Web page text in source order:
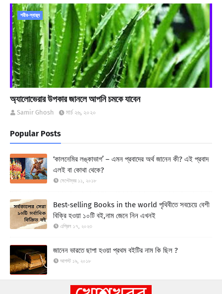
শরীর-স্বাস্থ্য
অ্যালোভেরার উপকার জানলে আপনি চমকে যাবেন
Samir Ghosh মার্চ ২৬, ২০২০
Popular Posts
‘কালনেমির লঙ্কাভাগ’ – এমন প্রবাদের অর্থ জানেন কী? এই প্রবাদ
এলই বা কোথা থেকে?
সেপ্টেম্বর ১১, ২০১৮
Best-selling Books in the world পৃথিবীতে সবচেয়ে বেশী
বিক্রি হওয়া ১০টি বই,নাম জেনে নিন এখনই
এপ্রিল ১৭, ২০২৩
জানেন ভারতে ছাপা হওয়া প্রথম বইটির নাম কি ছিল ?
আগস্ট ১৯, ২০১৮